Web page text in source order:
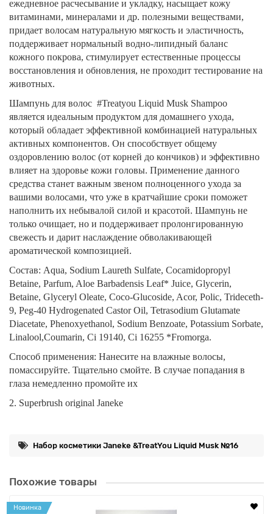
ежедневное расчесывание и укладку, насыщает кожу
витаминами, минералами и др. полезными веществами,
придает волосам натуральную мягкость и эластичность,
поддерживает нормальный водно-липидный баланс
кожного покрова, стимулирует естественные процессы
восстановления и обновления, не проходит тестирование на
животных.
Шампунь для волос #Treatyou Liquid Musk Shampoo
является идеальным продуктом для домашнего ухода,
который обладает эффективной комбинацией натуральных
активных компонентов. Он способствует общему
оздоровлению волос (от корней до кончиков) и эффективно
влияет на здоровье кожи головы. Применение данного
средства станет важным звеном полноценного ухода за
вашими волосами, что уже в кратчайшие сроки поможет
наполнить их небывалой силой и красотой. Шампунь не
только очищает, но и поддерживает пролонгированную
свежесть и дарит наслаждение обволакивающей
ароматической композицией.
Состав: Aqua, Sodium Laureth Sulfate, Cocamidopropyl
Betaine, Parfum, Aloe Barbadensis Leaf* Juice, Glycerin,
Betaine, Glyceryl Oleate, Coco-Glucoside, Acor, Polic, Trideceth-
9, Peg-40 Hydrogenated Castor Oil, Tetrasodium Glutamate
Diacetate, Phenoxyethanol, Sodium Benzoate, Potassium Sorbate,
Linalool,Coumarin, Ci 19140, Ci 16255 *Fromorga.
Способ применения: Нанесите на влажные волосы,
помассируйте. Тщательно смойте. В случае попадания в
глаза немедленно промойте их
2. Superbrush original Janeke
Набор косметики Janeke &TreatYou Liquid Musk №16
Похожие товары
Новинка